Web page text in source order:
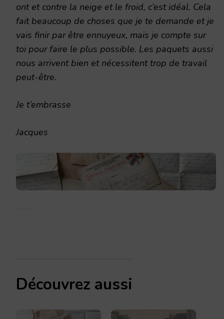
ont et contre la neige et le froid, c’est idéal. Cela
fait beaucoup de choses que je te demande et je
vais finir par être ennuyeux, mais je compte sur
toi pour faire le plus possible. Les paquets aussi
nous arrivent bien et nécessitent trop de travail
peut-être.
Je t’embrasse
Jacques
Découvrez aussi